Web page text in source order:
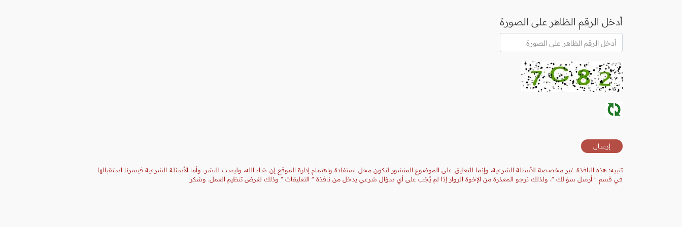
أدخل الرقم الظاهر على الصورة
تنبيه: هذه النافذة غير مخصصة للأسئلة الشرعية، وإنما للتعليق على الموضوع المنشور لتكون محل استفادة واهتمام إدارة الموقع إن شاء الله، وليست للنشر. وأما الأسئلة الشرعية فيسرنا استقبالها
في قسم " أرسل سؤالك "، ولذلك نرجو المعذرة من الإخوة الزوار إذا لم يُجَب على أي سؤال شرعي يدخل من نافذة " التعليقات " وذلك لغرض تنظيم العمل. وشكرا